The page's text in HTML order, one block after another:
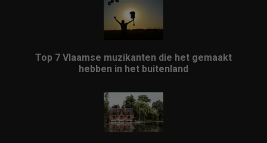
Top 7 Vlaamse muzikanten die het gemaakt
hebben in het buitenland